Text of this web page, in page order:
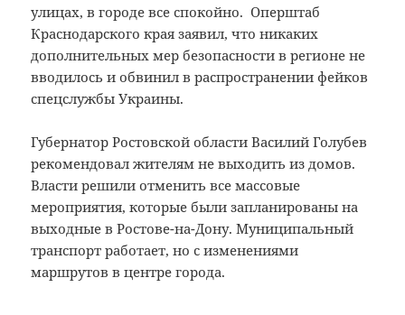
улицах, в городе все спокойно. Оперштаб
Краснодарского края заявил, что никаких
дополнительных мер безопасности в регионе не
вводилось и обвинил в распространении фейков
спецслужбы Украины.
Губернатор Ростовской области Василий Голубев
рекомендовал жителям не выходить из домов.
Власти решили отменить все массовые
мероприятия, которые были запланированы на
выходные в Ростове-на-Дону. Муниципальный
транспорт работает, но с изменениями
маршрутов в центре города.